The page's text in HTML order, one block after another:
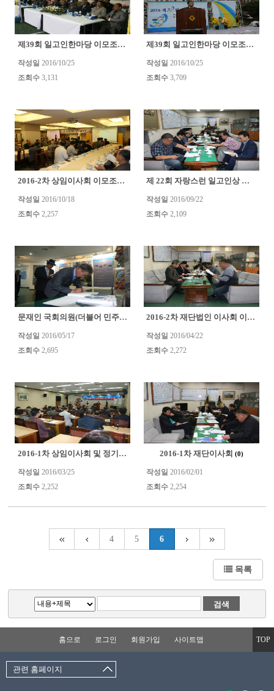
제39회 일고인한마당 이모조모
작성일 2016/10/25
조회수3,131
제39회 일고인한마당 이모조모
작성일 2016/10/25
조회수 3,709
2016-2차 상임이사회 이모조모
작성일 2016/10/18
조회수2,257
제 22회 자랑스런 일고인상 심사위원회 이모조모
작성일 2016/09/22
조회수 2,109
문재인 국회의원(더불어 민주당 ) 광주학생독립운동기념역.. (0)
작성일 2016/05/17
조회수2,695
2016-2차 재단법인 이사회 이모조모
작성일 2016/04/22
조회수 2,272
2016-1차 상임이사회 및 정기총회 이모조모 (0)
작성일 2016/03/25
조회수2,252
2016-1차 재단이사회 (0)
작성일 2016/02/01
조회수 2,254
4 5 6
목록
홈으로 로그인 회원가입 사이트맵 TOP
관련 홈페이지